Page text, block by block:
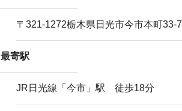
〒 321-1272栃木県日光市今市本町33-7
最寄駅
JR日光線「今市」駅 徒歩18分